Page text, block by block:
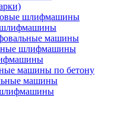
шлифмашины
машины
шлифмашины
машины по бетону
машины